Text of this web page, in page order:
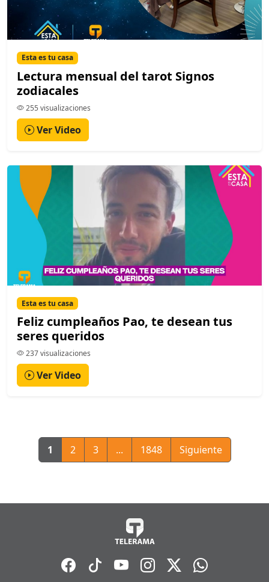
Esta es tu casa
Lectura mensual del tarot Signos
zodiacales
255 visualizaciones
Ver Video
Esta es tu casa
Feliz cumpleaños Pao, te desean tus
seres queridos
237 visualizaciones
Ver Video
1 2 3 ... 1848 Siguiente